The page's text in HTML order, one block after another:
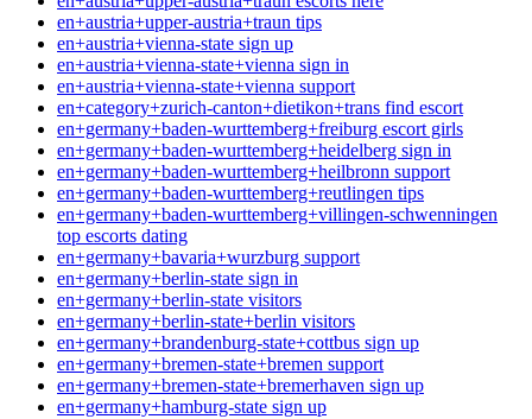
en+austria+upper-austria+traun tips
en+austria+vienna-state sign up
en+austria+vienna-state+vienna sign in
en+austria+vienna-state+vienna support
en+category+zurich-canton+dietikon+trans find escort
en+germany+baden-wurttemberg+freiburg escort girls
en+germany+baden-wurttemberg+heidelberg sign in
en+germany+baden-wurttemberg+heilbronn support
en+germany+baden-wurttemberg+reutlingen tips
en+germany+baden-wurttemberg+villingen-schwenningen
top escorts dating
en+germany+bavaria+wurzburg support
en+germany+berlin-state sign in
en+germany+berlin-state visitors
en+germany+berlin-state+berlin visitors
en+germany+brandenburg-state+cottbus sign up
en+germany+bremen-state+bremen support
en+germany+bremen-state+bremerhaven sign up
en+germany+hamburg-state sign up